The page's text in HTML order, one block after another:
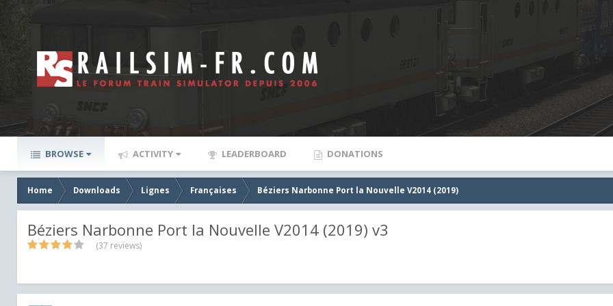
BROWSE ACTIVITY LEADERBOARD DONATIONS
Home Downloads Lignes Françaises Béziers Narbonne Port la Nouvelle V2014 (2019)
Béziers Narbonne Port la Nouvelle V2014 (2019) v3
(37 reviews)